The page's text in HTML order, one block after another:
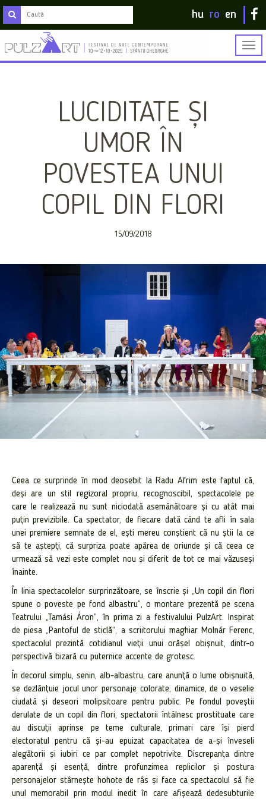
hu ro en
LUCIDITATE ȘI
UMOR ÎN
POVESTEA UNUI
COPIL DIN FLORI
15/09/2018
Ceea ce surprinde în mod deosebit la Radu Afrim este faptul că,
deși are un stil regizoral propriu, recognoscibil, spectacolele pe
care le realizează nu sunt niciodată asemănătoare și cu atât mai
puțin previzibile. Ca spectator, de fiecare dată când te afli în sala
unei premiere semnate de el, ești mereu conștient că nu știi la ce
să te aștepți, că surpriza poate apărea de oriunde și că ceea ce
urmează să vezi este complet nou și diferit de tot ce mai văzuseși
înainte.
În linia spectacolelor surprinzătoare, se înscrie și „Un copil din flori
spune o poveste pe fond albastru“, o montare prezentă pe scena
Teatrului „Tamási Áron”, în prima zi a festivalului PulzArt. Inspirat
de piesa „Pantoful de sticlă“, a scriitorului maghiar Molnár Ferenc,
spectacolul prezintă cotidianul vieții unui orășel obișnuit, dintr-o
perspectivă bizară cu puternice accente de grotesc.
În decorul simplu, senin, alb-albastru, care anunță o lume obișnuită,
se dezlănțuie jocul unor personaje colorate, dinamice, de o veselie
ciudată și deseori molipsitoare pentru public. Pe fondul poveștii
derulate de un copil din flori, spectatorii întâlnesc prostituate care
au discuții aprinse pe teme culturale, primari care își pierd
electoratul pentru că și-au epuizat capacitatea de a-și înveseli
alegătorii și iubiri ce par complet nepotrivite. Discrepanța dintre
aparență și esență, dintre profunzimea replicilor și postura
personajelor stârnește hohote de râs și face ca spectacolul să fie
unul memorabil prin modul inedit în care afișează dedesubturile